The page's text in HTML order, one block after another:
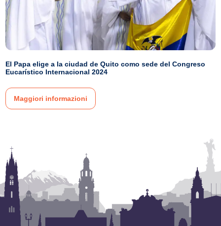
El Papa elige a la ciudad de Quito como sede del Congreso
Eucarístico Internacional 2024
Maggiori informazioni